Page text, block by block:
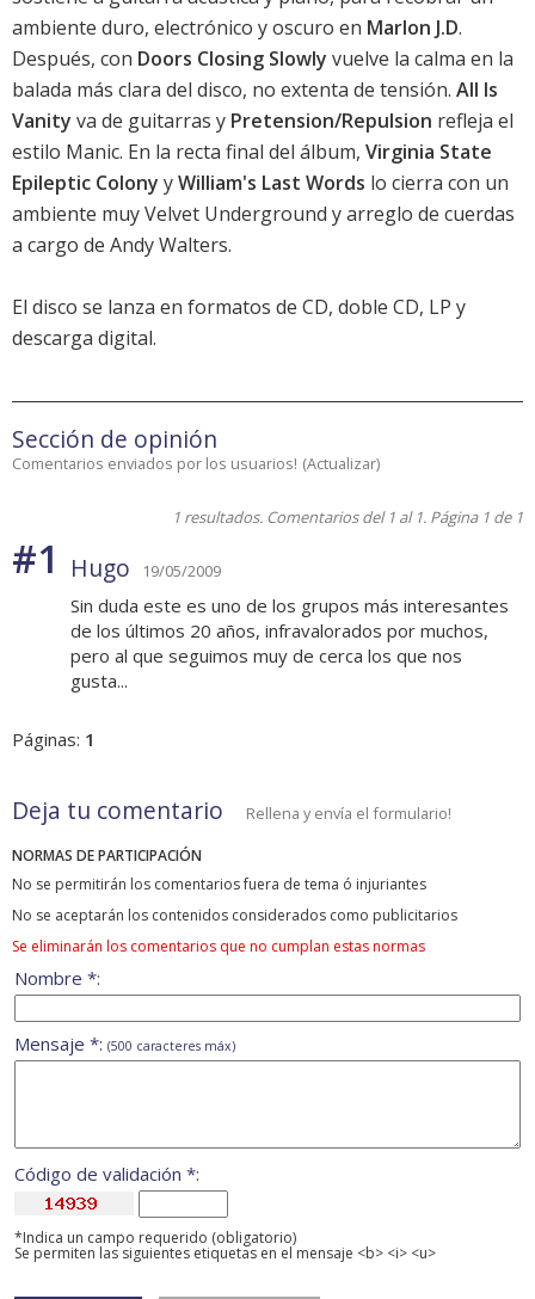
ambiente duro, electrónico y oscuro en Marlon J.D.
Después, con Doors Closing Slowly vuelve la calma en la
balada más clara del disco, no extenta de tensión. All Is
Vanity va de guitarras y Pretension/Repulsion refleja el
estilo Manic. En la recta final del álbum, Virginia State
Epileptic Colony yWilliam's Last Words lo cierra con un
ambiente muy Velvet Underground y arreglo de cuerdas
a cargo de Andy Walters.
El disco se lanza en formatos de CD, doble CD, LP y
descarga digital.
Sección de opinión
Comentarios enviados por los usuarios! (Actualizar)
1 resultados. Comentarios del 1 al 1. Página 1 de 1
#1 Hugo 19/05/2009
Sin duda este es uno de los grupos más interesantes
de los últimos 20 años, infravalorados por muchos,
pero al que seguimos muy de cerca los que nos
gusta...
Páginas: 1
Deja tu comentario Rellena y envía el formulario!
NORMAS DE PARTICIPACIÓN
No se permitirán los comentarios fuera de tema ó injuriantes
No se aceptarán los contenidos considerados como publicitarios
Se eliminarán los comentarios que no cumplan estas normas
Nombre *:
Mensaje *: (500 caracteres máx)
Código de validación *:
*Indica un campo requerido (obligatorio)
Se permiten las siguientes etiquetas en el mensaje <b> <i> <u>